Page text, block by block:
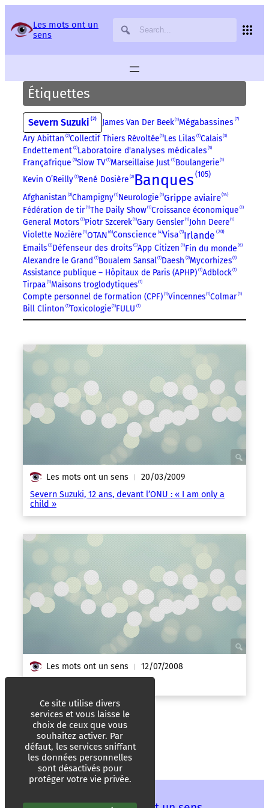
Les mots ont un
sens
Étiquettes
Severn Suzuki 2 James Van Der Beek 1 Mégabassines 7
Ary Abittan 2 Collectif Thiers Révoltée 1 Les Lilas 1 Calais 3
Endettement 2 Laboratoire d'analyses médicales 5
Françafrique 5 Slow TV 1 Marseillaise Just 1 Boulangerie 1
Kevin O’Reilly 1 René Dosière 2 Banques 105
Afghanistan 2 Champigny 1 Neurologie 1 Grippe aviaire 14
Fédération de tir 1 The Daily Show 1 Croissance économique 1
General Motors 1 Piotr Szcerek 1 Gary Gensler 1 John Deere 1
Violette Nozière 1 OTAN 6 Conscience 4 Visa 5 Irlande 20
Emails 2 Défenseur des droits 5 App Citizen 1 Fin du monde 6
Alexandre le Grand 1 Boualem Sansal 1 Daesh 2 Mycorhizes 3
Assistance publique – Hôpitaux de Paris (APHP) 1 Adblock 1
Tirpaa 1 Maisons troglodytiques 1
Compte personnel de formation (CPF) 1 Vincennes 1 Colmar 1
Bill Clinton 1 Toxicologie 1 FULU 1
Les mots ont un sens | 20/03/2009
Severn Suzuki, 12 ans, devant l’ONU : « I am only a
child »
Les mots ont un sens | 12/07/2008
Panneau de gestion des services
Ce site utilise divers
services et vous laisse le
choix de ceux que vous
souhaitez activer. Par
défaut, les services sniffant
les données personnelles
sont désactivés pour
protéger votre vie privée.